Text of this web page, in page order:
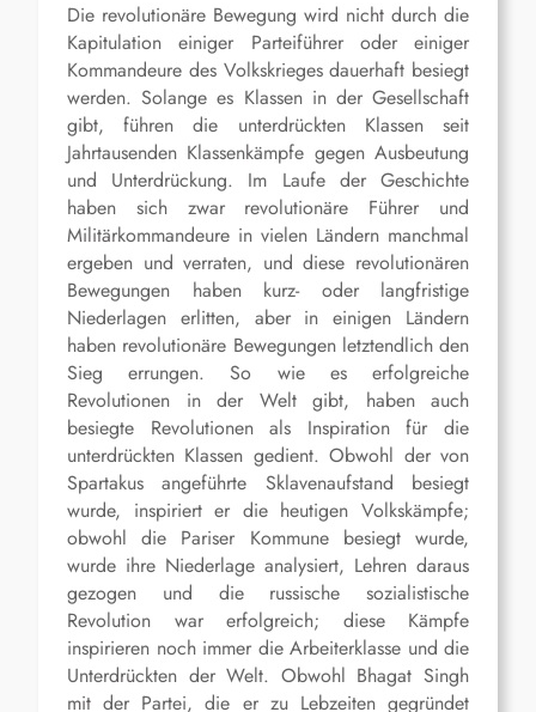
Die revolutionäre Bewegung wird nicht durch die
Kapitulation einiger Parteiführer oder einiger
Kommandeure des Volkskrieges dauerhaft besiegt
werden. Solange es Klassen in der Gesellschaft
gibt, führen die unterdrückten Klassen seit
Jahrtausenden Klassenkämpfe gegen Ausbeutung
und Unterdrückung. Im Laufe der Geschichte
haben sich zwar revolutionäre Führer und
Militärkommandeure in vielen Ländern manchmal
ergeben und verraten, und diese revolutionären
Bewegungen haben kurz- oder langfristige
Niederlagen erlitten, aber in einigen Ländern
haben revolutionäre Bewegungen letztendlich den
Sieg errungen. So wie es erfolgreiche
Revolutionen in der Welt gibt, haben auch
besiegte Revolutionen als Inspiration für die
unterdrückten Klassen gedient. Obwohl der von
Spartakus angeführte Sklavenaufstand besiegt
wurde, inspiriert er die heutigen Volkskämpfe;
obwohl die Pariser Kommune besiegt wurde,
wurde ihre Niederlage analysiert, Lehren daraus
gezogen und die russische sozialistische
Revolution war erfolgreich; diese Kämpfe
inspirieren noch immer die Arbeiterklasse und die
Unterdrückten der Welt. Obwohl Bhagat Singh
mit der Partei, die er zu Lebzeiten gegründet